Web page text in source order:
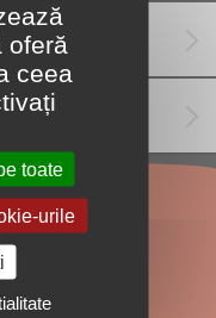
(3)
oferă
ceea
toate
urile